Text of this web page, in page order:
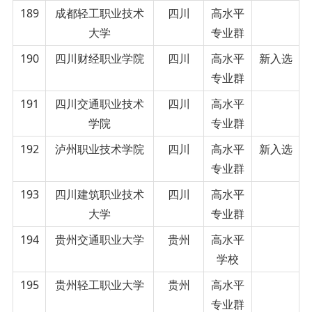
189
成都轻工职业技术
大学
四川
高水平
专业群
190
四川财经职业学院 四川
高水平
专业群
新入选
191
四川交通职业技术
学院
四川
高水平
专业群
192
泸州职业技术学院 四川
高水平
专业群
新入选
193
四川建筑职业技术
大学
四川
高水平
专业群
194
贵州交通职业大学 贵州
高水平
学校
195
贵州轻工职业大学 贵州
高水平
专业群